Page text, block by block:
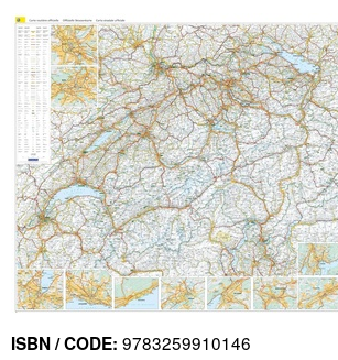
ISBN / CODE: 9783259910146